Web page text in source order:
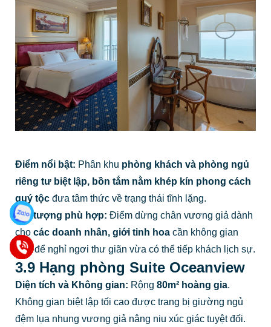
Điểm nổi bật: Phân khu phòng khách và phòng ngủ
riêng tư biệt lập, bồn tắm nằm khép kín phong cách
quý tộcđưa tâm thức về trạng thái tĩnh lặng.
Đối tượng phù hợp: Điểm dừng chân vương giả dành
cho các doanh nhân, giới tinh hoacần không gian
vừa để nghỉ ngơi thư giãn vừa có thể tiếp khách lịch sự.
3.9 Hạng phòng Suite Oceanview
Diện tích và Không gian: Rộng 80m² hoàng gia.
Không gian biệt lập tối cao được trang bị giường ngủ
đệm lụa nhung vương giả nâng niu xúc giác tuyệt đối.